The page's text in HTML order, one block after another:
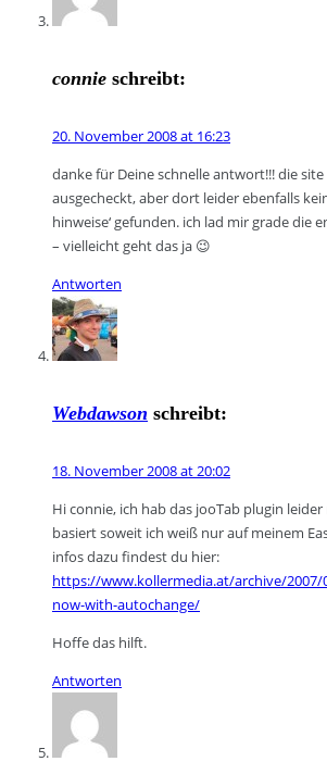
connie schreibt:
20. November 2008 at 16:23
danke für Deine schnelle antwort!!! die
ausgecheckt, aber dort leider ebenfalls
hinweise‘ gefunden. ich lad mir grade die
– vielleicht geht das ja 😉
Antworten
Webdawson schreibt:
18. November 2008 at 20:02
Hi connie, ich hab das jooTab plugin
basiert soweit ich weiß nur auf meinem
infos dazu findest du hier:
https://www.kollermedia.at/archive/2007/
now-with-autochange/
Hoffe das hilft.
Antworten